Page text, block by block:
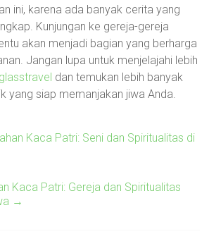
ini, karena ada banyak cerita yang
Kunjungan ke gereja-gereja
akan menjadi bagian yang berharga
Jangan lupa untuk menjelajahi lebih
dan temukan lebih banyak
yang siap memanjakan jiwa Anda.
Kaca Patri: Seni dan Spiritualitas di
Kaca Patri: Gereja dan Spiritualitas
→